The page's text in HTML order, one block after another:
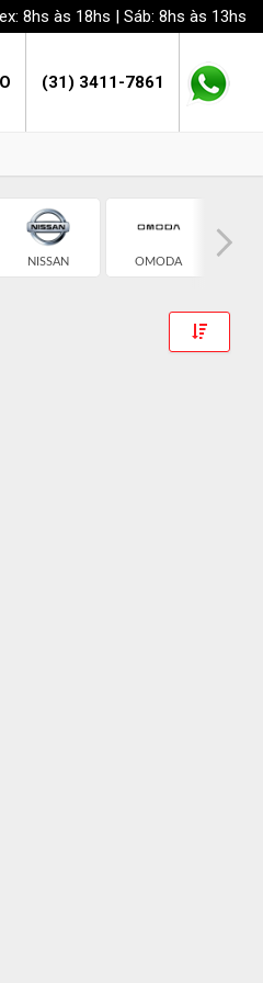
8hs às 18hs | Sáb: 8hs às 13hs
(31) 3411-7861
NISSAN OMODA
Toggle